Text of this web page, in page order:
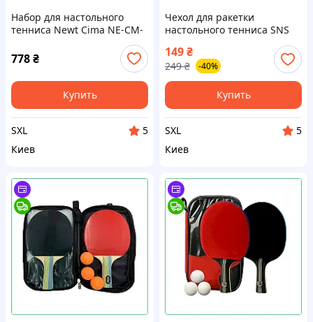
Набор для настольного
тенниса Newt Cima NE-CM-
9 2 ракетки 3 шарика чехол
для любителей и
начинающих 5-слойные
778₴
Купить
SXL
5
Киев
Чехол для ракетки
настольного тенниса SNS
молнии стильный
надежный аксессуар для
защиты и
149₴
249 ₴ -40%
Купить
SXL
5
Киев